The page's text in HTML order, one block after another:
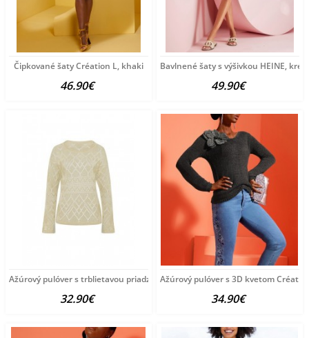
Čipkované šaty Création L, khaki
46.90€
Bavlnené šaty s výšivkou HEINE,
49.90€
Ažúrový pulóver s trblietavou priadzou HEINE, pieskový
32.90€
Ažúrový pulóver s 3D kvetom
34.90€